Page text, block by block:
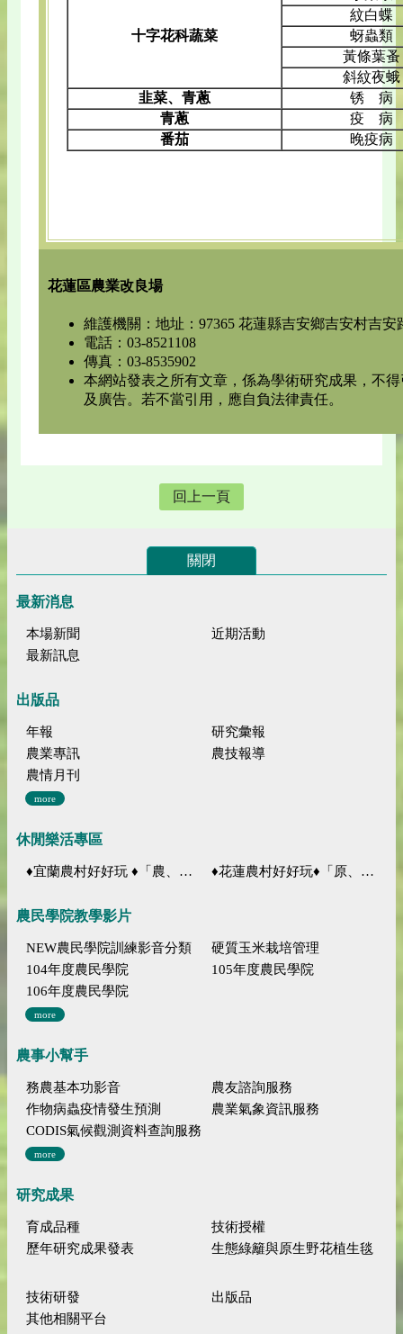
十字花科蔬菜
紋白蝶
蚜蟲類
黃條葉蚤
斜紋夜蛾
韭菜、青蔥
锈 病
青蔥
疫 病
番茄
晚疫病
花蓮區農業改良場
維護機關：地址：97365 花蓮縣吉安鄉吉安村吉安
電話：03-8521108
傳真：03-8535902
本網站發表之所有文章，係為學術研究成果，不
及廣告。若不當引用，應自負法律責任。
回上一頁
關閉
最新消息
本場新聞
近期活動
最新訊息
出版品
年報
研究彙報
農業專訊
農技報導
農情月刊
more
休閒樂活專區
♦宜蘭農村好好玩 ♦「農、藝、山、水」四條遊程推薦 ♦花蓮農村好好玩♦「原、生、慢、活」四條遊程推薦
農民學院教學影片
NEW農民學院訓練影音分類
硬質玉米栽培管理
104年度農民學院
105年度農民學院
106年度農民學院
more
農事小幫手
務農基本功影音
農友諮詢服務
作物病蟲疫情發生預測
農業氣象資訊服務
CODIS氣候觀測資料查詢服務
more
研究成果
育成品種
技術授權
歷年研究成果發表
生態綠籬與原生野花植生毯
技術研發
出版品
其他相關平台